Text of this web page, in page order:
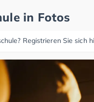
in Fotos
Registrieren Sie sich